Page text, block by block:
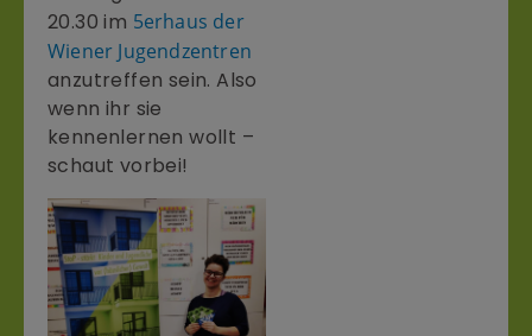
20.30 im 5erhaus der
Wiener Jugendzentren
anzutreffen sein. Also
wenn ihr sie
kennenlernen wollt –
schaut vorbei!